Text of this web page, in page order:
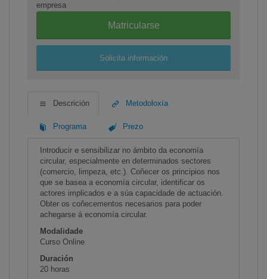
empresa
Matricularse
Solicita información
Descrición Metodoloxía
Programa Prezo
Introducir e sensibilizar no ámbito da economía
circular, especialmente en determinados sectores
(comercio, limpeza, etc.). Coñecer os principios nos
que se basea a economía circular, identificar os
actores implicados e a súa capacidade de actuación.
Obter os coñecementos necesarios para poder
achegarse á economía circular.
Modalidade
Curso Online
Duración
20 horas